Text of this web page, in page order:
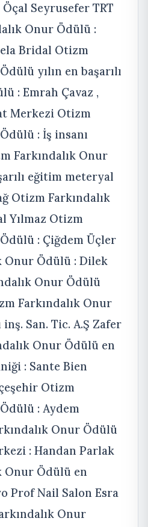
Seyrusefer TRT
Onur Ödülü :
Bridal Otizm
yılın en başarılı
: Emrah Çavaz ,
Merkezi Otizm
: İş insanı
Farkındalık Onur
eğitim meteryal
Otizm Farkındalık
Yılmaz Otizm
: Çiğdem Üçler
Onur Ödülü : Dilek
Onur Ödülü
Farkındalık Onur
San. Tic. A.Ş Zafer
Onur Ödülü en
: Sante Bien
Otizm
: Aydem
Onur Ödülü
: Handan Parlak
Onur Ödülü en
Prof Nail Salon Esra
Onur